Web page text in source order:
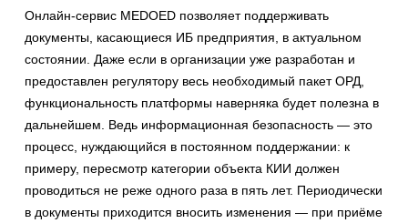
Онлайн-сервис MEDOED позволяет поддерживать
документы, касающиеся ИБ предприятия, в актуальном
состоянии. Даже если в организации уже разработан и
предоставлен регулятору весь необходимый пакет ОРД,
функциональность платформы наверняка будет полезна в
дальнейшем. Ведь информационная безопасность — это
процесс, нуждающийся в постоянном поддержании: к
примеру, пересмотр категории объекта КИИ должен
проводиться не реже одного раза в пять лет. Периодически
в документы приходится вносить изменения — при приёме